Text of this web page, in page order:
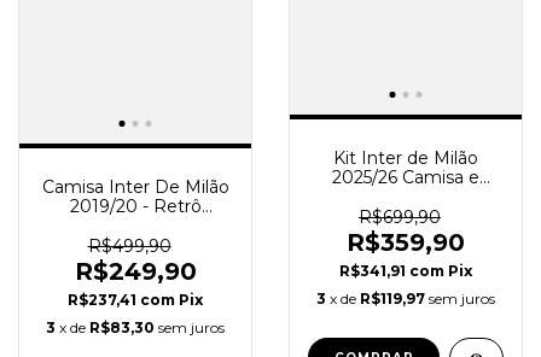
Camisa Inter De Milão
2019/20 - Retrô
Amarela
R$499,90
R$249,90
R$237,41 com Pix
3 x de R$83,30 sem juros
Kit Inter de Milão
2025/26 Camisa e
R$699,90
R$359,90
R$341,91 com Pix
3 x de R$119,97 sem juros